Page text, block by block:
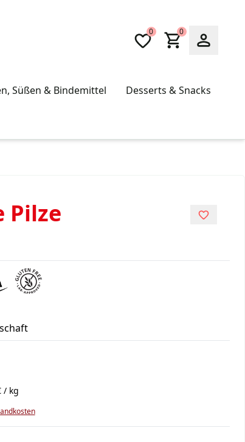
0 0
Süßen & Bindemittel Desserts & Snacks
Pilze
/ kg